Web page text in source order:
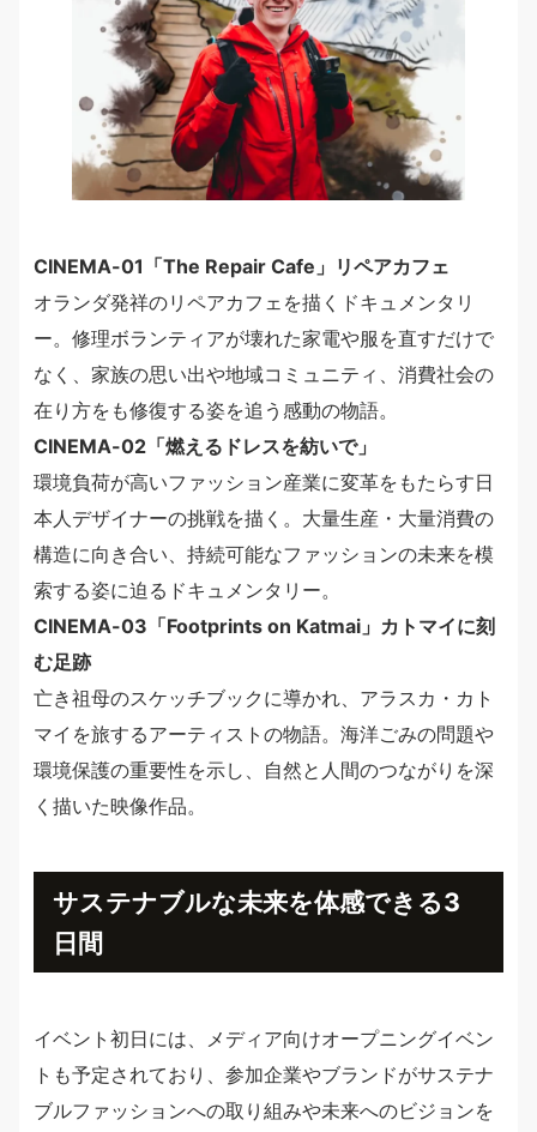
CINEMA-01「The Repair Cafe」リペアカフェ
オランダ発祥のリペアカフェを描くドキュメンタリ
ー。修理ボランティアが壊れた家電や服を直すだけで
なく、家族の思い出や地域コミュニティ、消費社会の
在り方をも修復する姿を追う感動の物語。
CINEMA-02「燃えるドレスを紡いで」
環境負荷が高いファッション産業に変革をもたらす日
本人デザイナーの挑戦を描く。大量生産・大量消費の
構造に向き合い、持続可能なファッションの未来を模
索する姿に迫るドキュメンタリー。
CINEMA-03「Footprints on Katmai」カトマイに刻
む足跡
亡き祖母のスケッチブックに導かれ、アラスカ・カト
マイを旅するアーティストの物語。海洋ごみの問題や
環境保護の重要性を示し、自然と人間のつながりを深
く描いた映像作品。
サステナブルな未来を体感できる3
日間
イベント初日には、メディア向けオープニングイベン
トも予定されており、参加企業やブランドがサステナ
ブルファッションへの取り組みや未来へのビジョンを